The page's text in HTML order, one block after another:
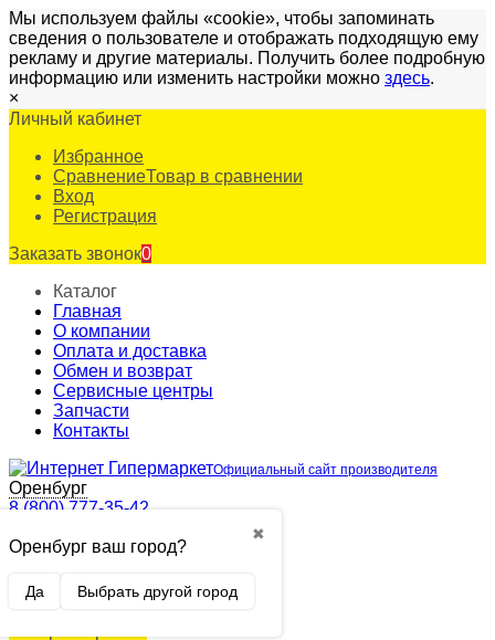
Мы используем файлы «cookie», чтобы запоминать
сведения о пользователе и отображать подходящую ему
рекламу и другие материалы. Получить более подробную
информацию или изменить настройки можно здесь.
×
Личный кабинет
Избранное
СравнениеТовар в сравнении
Вход
Регистрация
Заказать звонок0
Каталог
Главная
О компании
Оплата и доставка
Обмен и возврат
Сервисные центры
Запчасти
Контакты
Официальный сайт производителя
Оренбург
✖
Оренбург ваш город?
Да Выбрать другой город
8 (800) 777-35-42
0
0 p.
(пусто)